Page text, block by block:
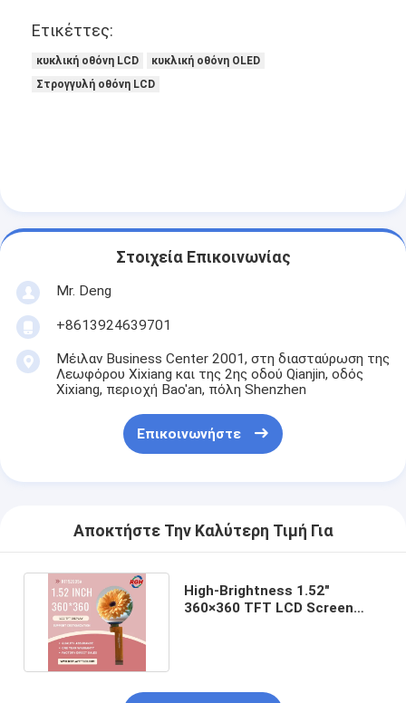
Επίδειξη Epaper ε-μελανιού
Εικονική οθόνη TFT LCD
Εικονική οθόνη TFT
Βιομηχανικό όργανο ελέγχου LCD
Μικρή οθόνη Tft
η επίδειξη
Ετικέττες:
κυκλική οθόνη LCD
κυκλική οθόνη OLED
Στρογγυλή οθόνη LCD
Στοιχεία Επικοινωνίας
Mr. Deng
+8613924639701
Μέιλαν Business Center 2001, στη διασταύρωση της
Λεωφόρου Xixiang και της 2ης οδού Qianjin, οδός
Xixiang, περιοχή Bao'an, πόλη Shenzhen
Επικοινωνήστε
Αποκτήστε Την Καλύτερη Τιμή Για
High-Brightness 1.52"
360×360 TFT LCD Screen